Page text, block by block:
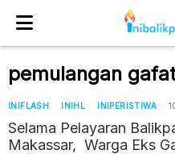
pemulangan
INIFLASH INIHL INIPERISTIWA
Selama Pelayaran
Makassar, Warga Eks